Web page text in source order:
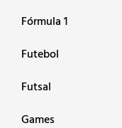
Fórmula 1
Futebol
Futsal
Games